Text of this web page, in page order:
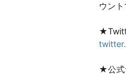
ウン